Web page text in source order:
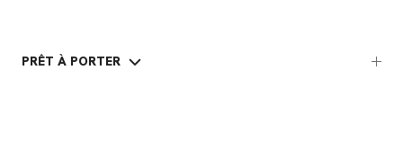
PRÊT À PORTER